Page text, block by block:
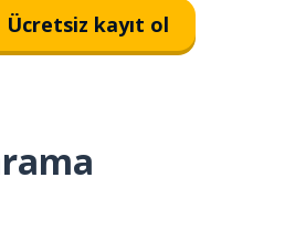
Ücretsiz kayıt ol